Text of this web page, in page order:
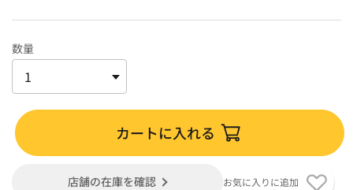
数量
カートに入れる
店舗の在庫を確認 お気に入りに追加